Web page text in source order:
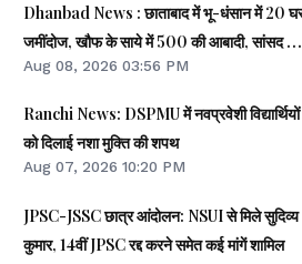
Dhanbad News : छाताबाद में भू-धंसान में 20
जमींदोज, खौफ के साये में 500 की आबादी, सांसद को
झेलना पड़ा गुस्सा
Aug 08, 2026 03:56 PM
Ranchi News: DSPMU में नवप्रवेशी विद्यार्थियों
को दिलाई नशा मुक्ति की शपथ
Aug 07, 2026 10:20 PM
JPSC-JSSC छात्र आंदोलन: NSUI से मिले सुदिव्य
कुमार, 14वीं JPSC रद्द करने समेत कई मांगें शामिल